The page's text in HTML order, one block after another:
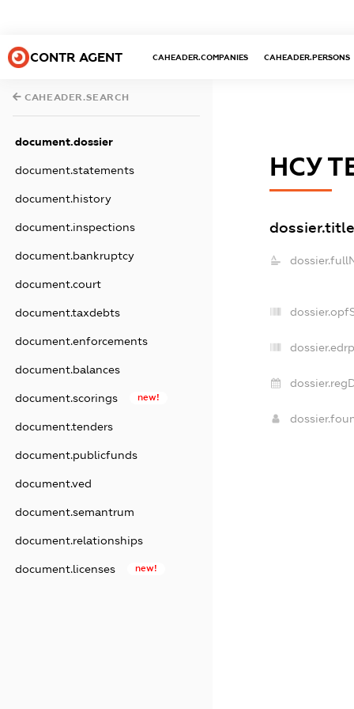
CONTR AGENT CAHEADER.COMPANIES CAHEADER.PERSONS
CAHEADER.SEARCH
document.dossier
document.statements
document.history
document.inspections
document.bankruptcy
document.court
document.taxdebts
document.enforcements
document.balances
document.scorings new!
document.tenders
document.publicfunds
document.ved
document.semantrum
document.relationships
document.licenses new!
НСУ
dossier.title